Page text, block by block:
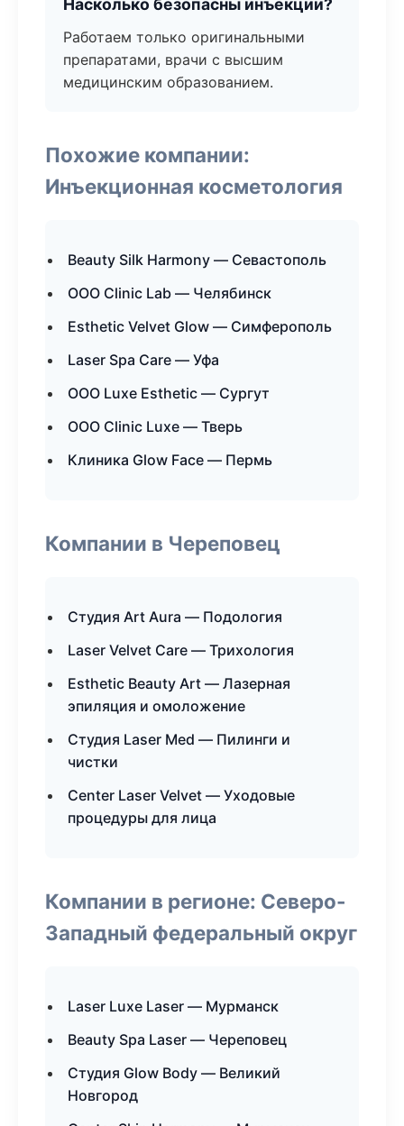
Насколько безопасны инъекции?
Работаем только оригинальными
препаратами, врачи с высшим
медицинским образованием.
Похожие компании:
Инъекционная косметология
Beauty Silk Harmony — Севастополь
ООО Clinic Lab — Челябинск
Esthetic Velvet Glow — Симферополь
Laser Spa Care — Уфа
ООО Luxe Esthetic — Сургут
ООО Clinic Luxe — Тверь
Клиника Glow Face — Пермь
Компании в Череповец
Студия Art Aura — Подология
Laser Velvet Care — Трихология
Esthetic Beauty Art — Лазерная
эпиляция и омоложение
Студия Laser Med — Пилинги и
чистки
Center Laser Velvet — Уходовые
процедуры для лица
Компании в регионе: Северо-
Западный федеральный округ
Laser Luxe Laser — Мурманск
Beauty Spa Laser — Череповец
Студия Glow Body — Великий
Новгород